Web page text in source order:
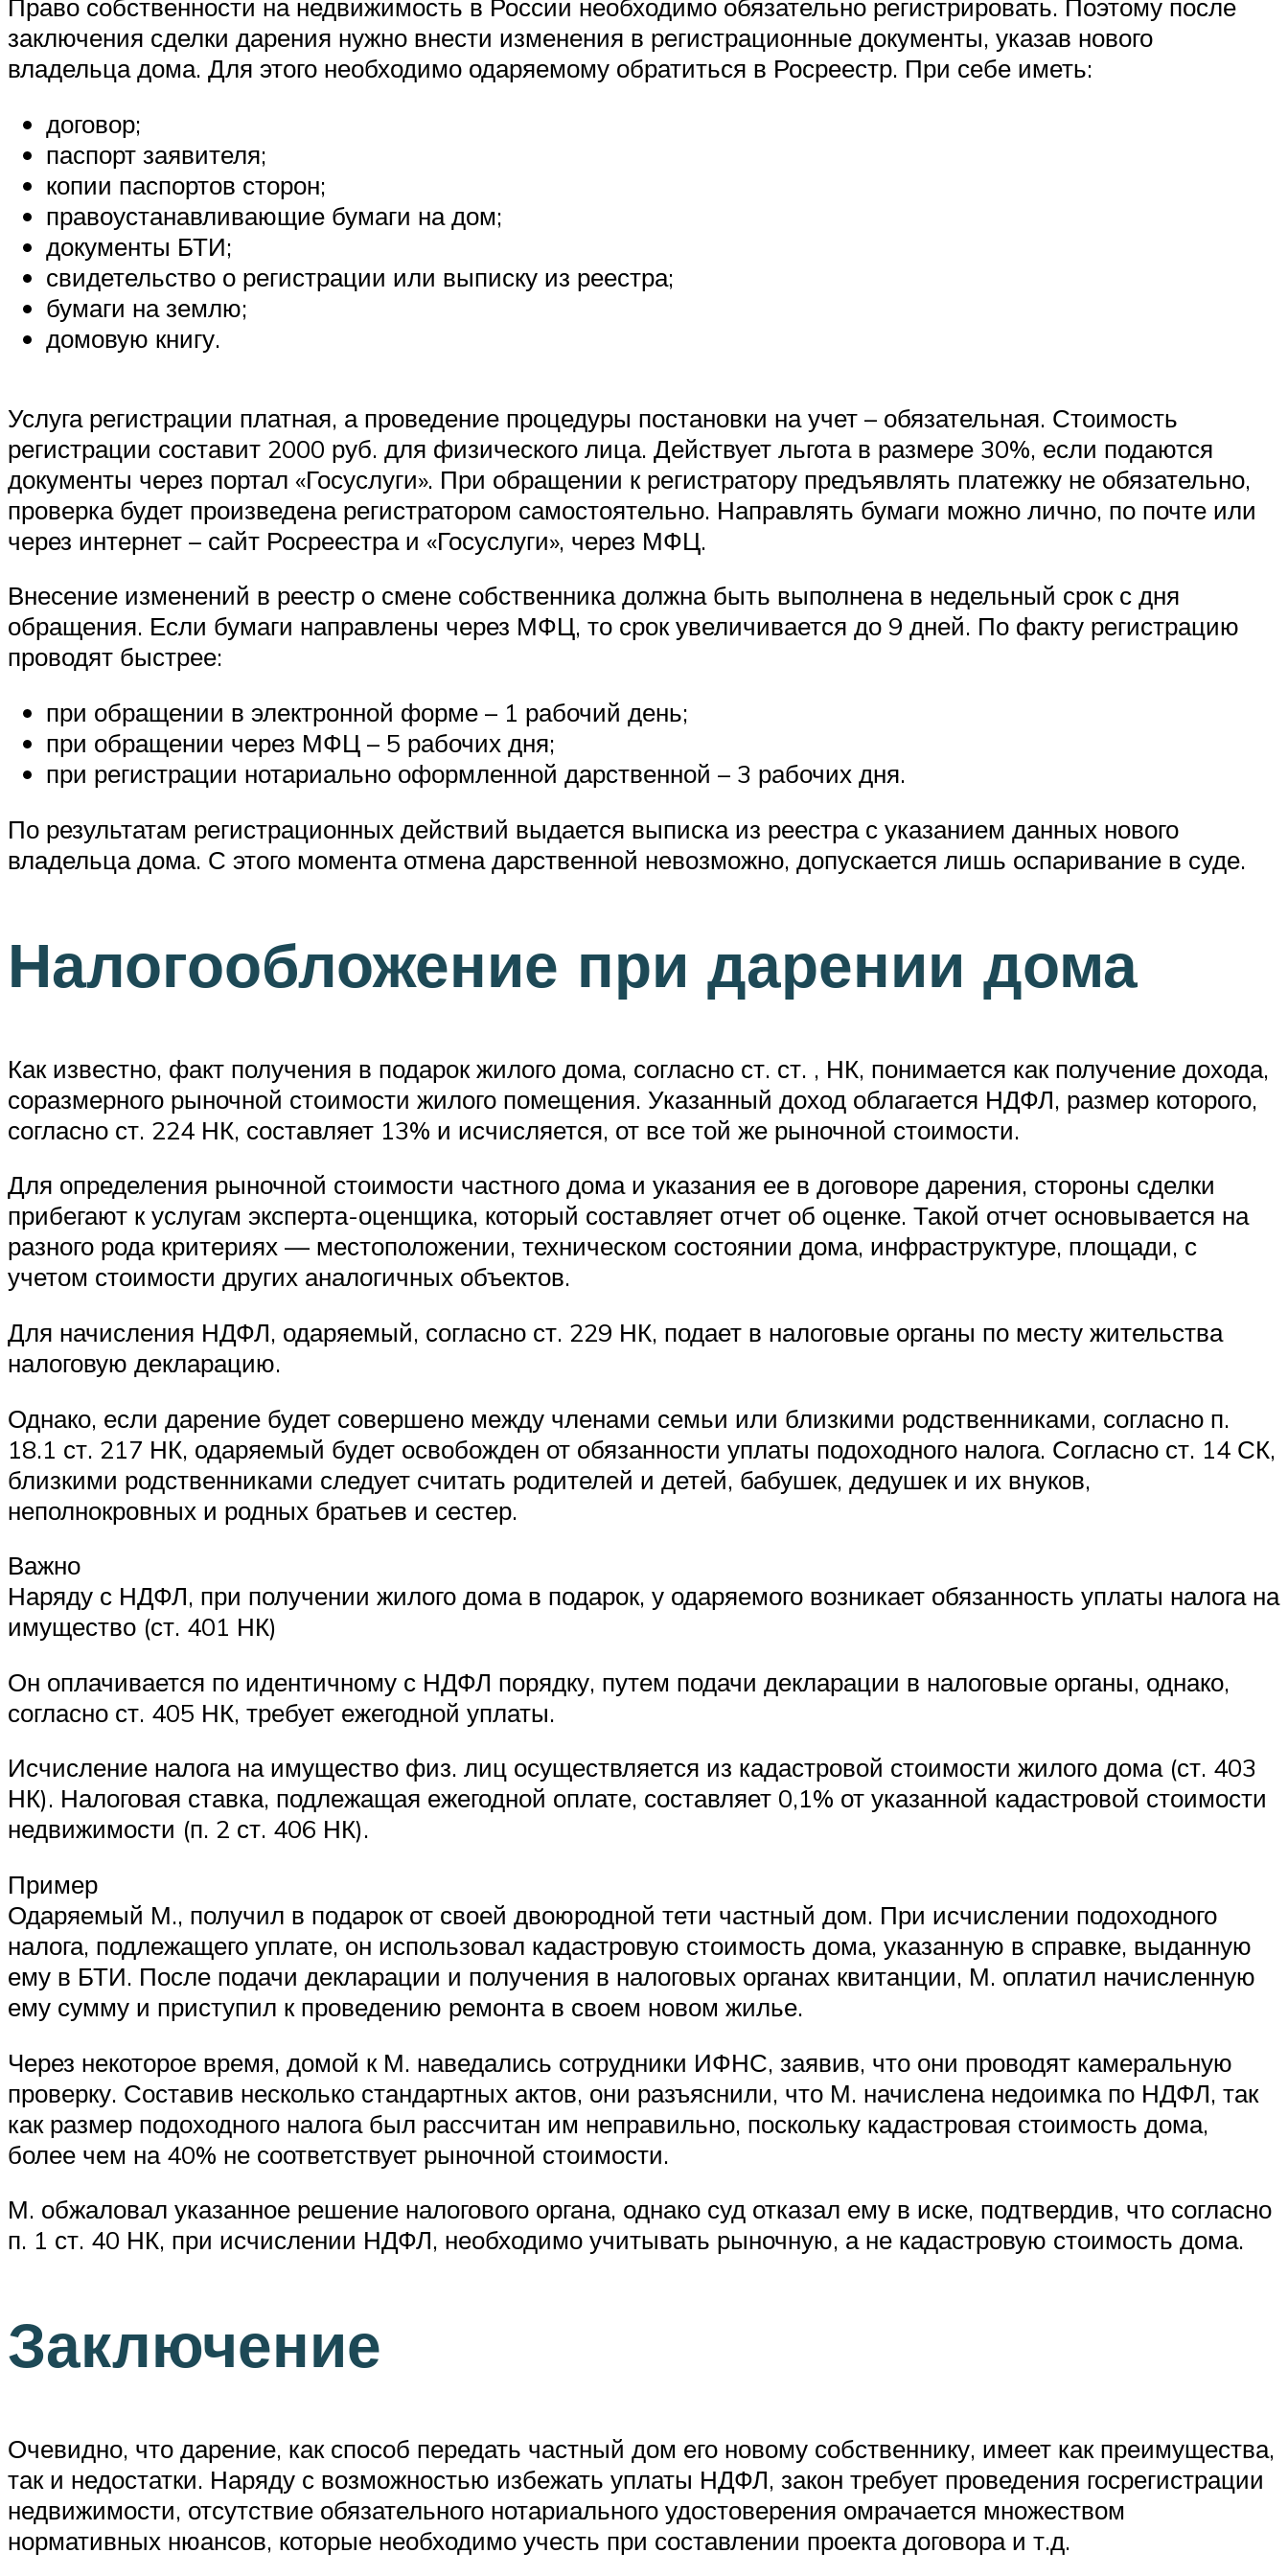
Право собственности на недвижимость в России необходимо обязательно регистрировать. Поэтому после
заключения сделки дарения нужно внести изменения в регистрационные документы, указав нового
владельца дома. Для этого необходимо одаряемому обратиться в Росреестр. При себе иметь:
договор;
паспорт заявителя;
копии паспортов сторон;
правоустанавливающие бумаги на дом;
документы БТИ;
свидетельство о регистрации или выписку из реестра;
бумаги на землю;
домовую книгу.
Услуга регистрации платная, а проведение процедуры постановки на учет – обязательная. Стоимость
регистрации составит 2000 руб. для физического лица. Действует льгота в размере 30%, если подаются
документы через портал «Госуслуги». При обращении к регистратору предъявлять платежку не обязательно,
проверка будет произведена регистратором самостоятельно. Направлять бумаги можно лично, по почте или
через интернет – сайт Росреестра и «Госуслуги», через МФЦ.
Внесение изменений в реестр о смене собственника должна быть выполнена в недельный срок с дня
обращения. Если бумаги направлены через МФЦ, то срок увеличивается до 9 дней. По факту регистрацию
проводят быстрее:
при обращении в электронной форме – 1 рабочий день;
при обращении через МФЦ – 5 рабочих дня;
при регистрации нотариально оформленной дарственной – 3 рабочих дня.
По результатам регистрационных действий выдается выписка из реестра с указанием данных нового
владельца дома. С этого момента отмена дарственной невозможно, допускается лишь оспаривание в суде.
Налогообложение при дарении дома
Как известно, факт получения в подарок жилого дома, согласно ст. ст. , НК, понимается как получение дохода,
соразмерного рыночной стоимости жилого помещения. Указанный доход облагается НДФЛ, размер которого,
согласно ст. 224 НК, составляет 13% и исчисляется, от все той же рыночной стоимости.
Для определения рыночной стоимости частного дома и указания ее в договоре дарения, стороны сделки
прибегают к услугам эксперта-оценщика, который составляет отчет об оценке. Такой отчет основывается на
разного рода критериях — местоположении, техническом состоянии дома, инфраструктуре, площади, с
учетом стоимости других аналогичных объектов.
Для начисления НДФЛ, одаряемый, согласно ст. 229 НК, подает в налоговые органы по месту жительства
налоговую декларацию.
Однако, если дарение будет совершено между членами семьи или близкими родственниками, согласно п.
18.1 ст. 217 НК, одаряемый будет освобожден от обязанности уплаты подоходного налога. Согласно ст. 14 СК,
близкими родственниками следует считать родителей и детей, бабушек, дедушек и их внуков,
неполнокровных и родных братьев и сестер.
Важно
Наряду с НДФЛ, при получении жилого дома в подарок, у одаряемого возникает обязанность уплаты налога на
имущество (ст. 401 НК)
Он оплачивается по идентичному с НДФЛ порядку, путем подачи декларации в налоговые органы, однако,
согласно ст. 405 НК, требует ежегодной уплаты.
Исчисление налога на имущество физ. лиц осуществляется из кадастровой стоимости жилого дома (ст. 403
НК). Налоговая ставка, подлежащая ежегодной оплате, составляет 0,1% от указанной кадастровой стоимости
недвижимости (п. 2 ст. 406 НК).
Пример
Одаряемый М., получил в подарок от своей двоюродной тети частный дом. При исчислении подоходного
налога, подлежащего уплате, он использовал кадастровую стоимость дома, указанную в справке, выданную
ему в БТИ. После подачи декларации и получения в налоговых органах квитанции, М. оплатил начисленную
ему сумму и приступил к проведению ремонта в своем новом жилье.
Через некоторое время, домой к М. наведались сотрудники ИФНС, заявив, что они проводят камеральную
проверку. Составив несколько стандартных актов, они разъяснили, что М. начислена недоимка по НДФЛ, так
как размер подоходного налога был рассчитан им неправильно, поскольку кадастровая стоимость дома,
более чем на 40% не соответствует рыночной стоимости.
М. обжаловал указанное решение налогового органа, однако суд отказал ему в иске, подтвердив, что согласно
п. 1 ст. 40 НК, при исчислении НДФЛ, необходимо учитывать рыночную, а не кадастровую стоимость дома.
Заключение
Очевидно, что дарение, как способ передать частный дом его новому собственнику, имеет как преимущества,
так и недостатки. Наряду с возможностью избежать уплаты НДФЛ, закон требует проведения госрегистрации
недвижимости, отсутствие обязательного нотариального удостоверения омрачается множеством
нормативных нюансов, которые необходимо учесть при составлении проекта договора и т.д.